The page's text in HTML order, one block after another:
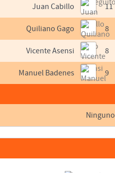
11
Juan Cabillo
8
Quiliano Gago
8
Vicente Asensi
9
Manuel Badenes
Ninguno